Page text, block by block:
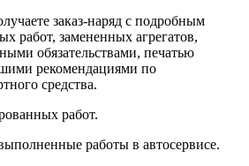
заказ-наряд с подробным
работ, замененных агрегатов,
обязательствами, печатью
рекомендациями по
средства.
работ.
работы в автосервисе.